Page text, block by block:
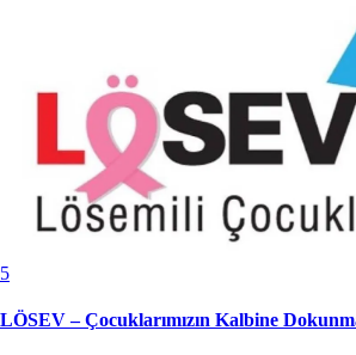
5
LÖSEV – Çocuklarımızın Kalbine